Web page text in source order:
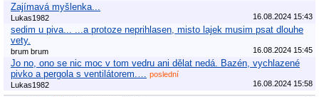
Zajímavá myšlenka...
Lukas1982 16.08.2024 15:43
sedim u piva... ...a protoze neprihlasen, misto lajek musim psat dlouhe
vety.
brum brum 16.08.2024 15:45
Jo no, ono se nic moc v tom vedru ani dělat nedá. Bazén, vychlazené
pivko a pergola s ventilátorem.…
poslední
Lukas1982
16.08.2024 15:58